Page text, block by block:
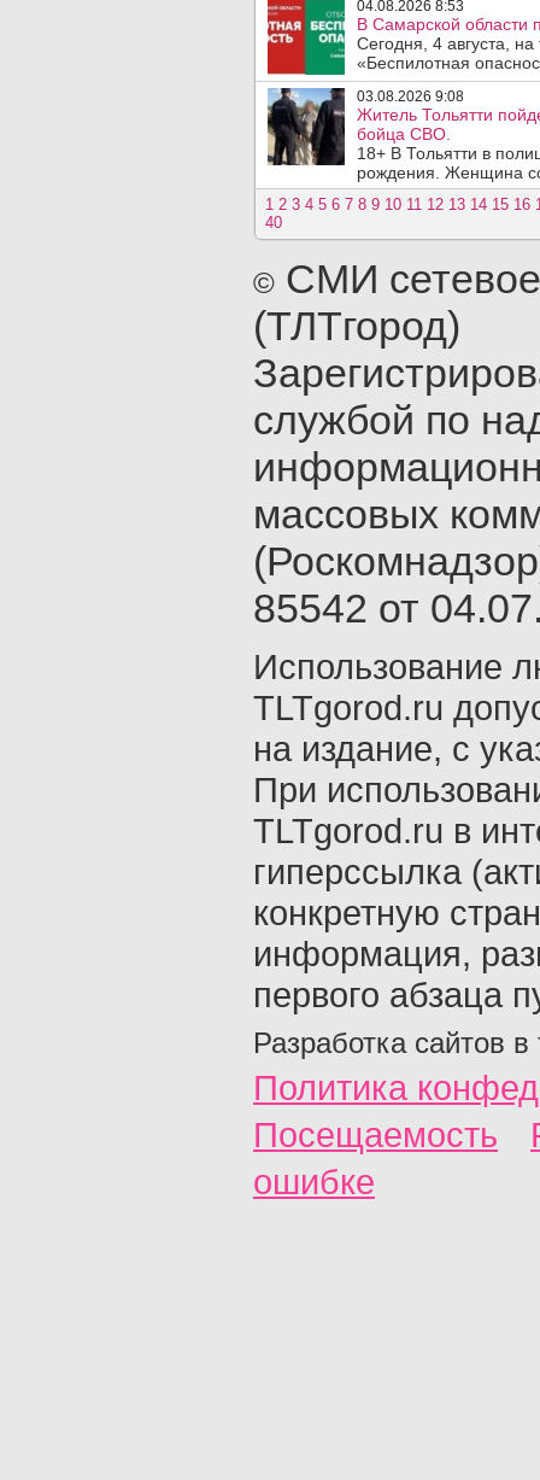
04.08.2026 8:53
В Самарской области
Сегодня, 4 августа,
«Беспилотная
03.08.2026 9:08
Житель Тольятти
бойца СВО.
18+ В Тольятти в
рождения. Женщина
1 2 3 4 5 6 7 8 9 10 11 12 13 14 15 16
40
© СМИ
(ТЛТгород)
службой по
массовых
85542 от
Использование
TLTgorod.ru
на издание, с
При
TLTgorod.ru в
гиперссылка
конкретную
информация,
первого абзаца
Разработка сайтов в
Политика
Посещаемость
ошибке